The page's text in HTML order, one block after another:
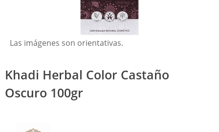
Las imágenes son orientativas.
Khadi Herbal Color Castaño
Oscuro 100gr